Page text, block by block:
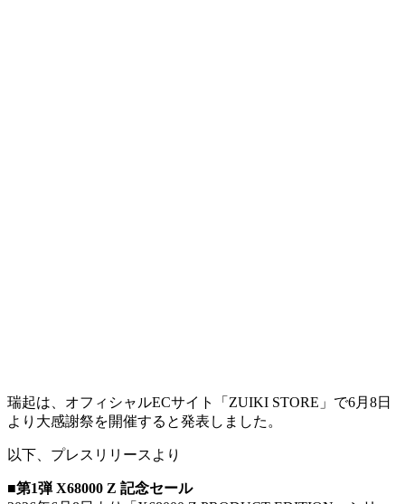
瑞起は、オフィシャルECサイト「ZUIKI STORE」で6月8日
より大感謝祭を開催すると発表しました。
以下、プレスリリースより
■第1弾 X68000 Z 記念セール